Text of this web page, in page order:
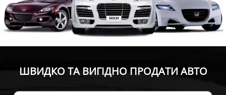
ШВИДКО ТА ВИГІДНО ПРОДАТИ АВТО